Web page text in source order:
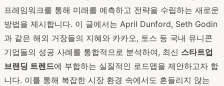
프레임워크를 통해 미래를 예측하고 전략을 수립하는 새로운
방법을 제시합니다. 이 글에서는 April Dunford, Seth Godin
과 같은 해외 거장들의 지혜와 카카오, 토스 등 국내 유니콘
기업들의 성공 사례를 통합적으로 분석하여, 최신 스타트업
브랜딩 트렌드에 부합하는 실질적인 로드맵을 제안하고자 합
니다. 이를 통해 복잡한 시장 환경 속에서도 흔들리지 않는